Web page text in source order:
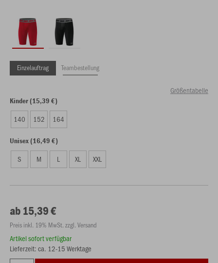
Einzelauftrag Teambestellung
Größentabelle
Kinder (15,39 €)
140 152 164
Unisex (16,49 €)
S M L XL XXL
ab 15,39 €
Preis inkl. 19% MwSt. zzgl. Versand
Artikel sofort verfügbar
Lieferzeit: ca. 12-15 Werktage